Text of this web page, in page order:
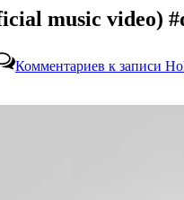
music video)
Комментариев к записи